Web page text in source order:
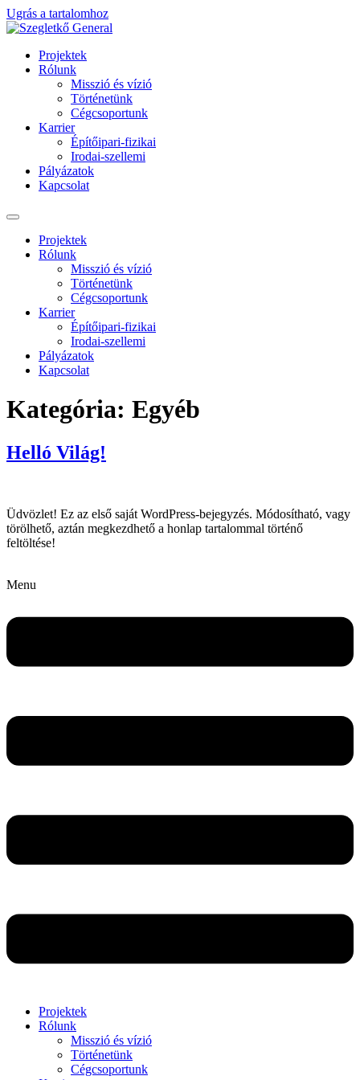
Ugrás a tartalomhoz
Projektek
Rólunk
Misszió és vízió
Történetünk
Cégcsoportunk
Karrier
Építőipari-fizikai
Irodai-szellemi
Pályázatok
Kapcsolat
Projektek
Rólunk
Misszió és vízió
Történetünk
Cégcsoportunk
Karrier
Építőipari-fizikai
Irodai-szellemi
Pályázatok
Kapcsolat
Kategória: Egyéb
Helló Világ!
Üdvözlet! Ez az első saját WordPress-bejegyzés. Módosítható, vagy
törölhető, aztán megkezdhető a honlap tartalommal történő
feltöltése!
Menu
Projektek
Rólunk
Misszió és vízió
Történetünk
Cégcsoportunk